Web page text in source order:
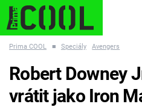
ESCAPE PLNEJ KOTEL
Prima COOL ■ Speciály Avengers
Robert Downey
vrátit jako Iron